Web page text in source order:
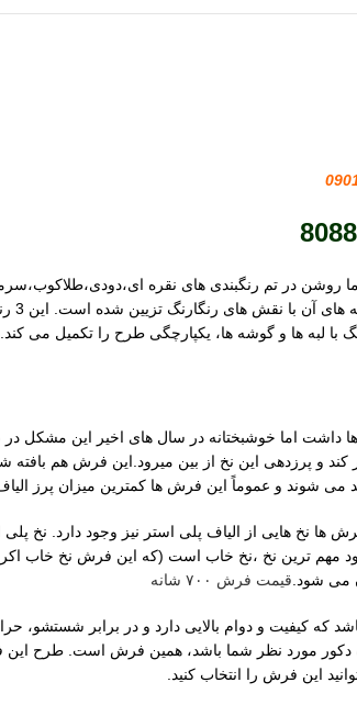
و رنگ های ملایم اما روشن در تم رنگبندی های نقره
لبه ها و گوشه ها، یکپارچگی طرح را تکمیل می کند.
ها داشت اما خوشبختانه در سال های اخیر این
می شوند و عموماً این فرش ها کمترین میزان پرز الیاف
مهم ترین نخ ،نخ خاب است (که این فرش نخ خاب
می شود. قیمت فرش ۷۰۰ شانه
که کیفیت و دوام بالایی دارد و در برابر
دکور مورد نظر شما باشد، همین فرش است. طرح
این فرش را انتخاب کنید.